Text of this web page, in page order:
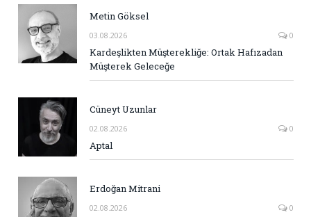
Metin Göksel
03.08.2026 0
Kardeşlikten Müşterekliğe: Ortak Hafızadan
Müşterek Geleceğe
Cüneyt Uzunlar
02.08.2026 0
Aptal
Erdoğan Mitrani
02.08.2026 0